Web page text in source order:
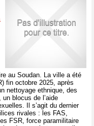
au Soudan. La ville a été
fin octobre 2025, après
nettoyage ethnique, des
blocus de l’aide
Il s’agit du dernier
rivales : les FAS,
FSR, force paramilitaire